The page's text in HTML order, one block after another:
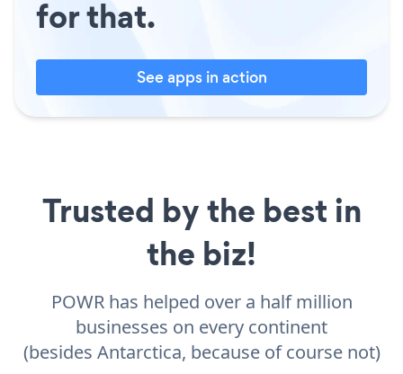
for that.
See apps in action
Trusted by the best in
the biz!
POWR has helped over a half million
businesses on every continent
(besides Antarctica, because of course not)